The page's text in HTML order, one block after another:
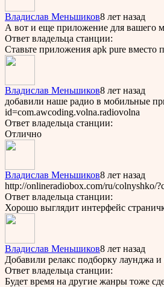
Владислав Меньшиков8 лет назад
А вот и еще приложение для вашего
Ответ владельца станции:
Ставьте приложения apk pure вместо
Владислав Меньшиков8 лет назад
добавили наше радио в мобильные
id=com.awcoding.volna.radiovolna
Ответ владельца станции:
Отлично
Владислав Меньшиков8 лет назад
http://onlineradiobox.com/ru/colnyshko/
Ответ владельца станции:
Хорошо выглядит интерфейс
Владислав Меньшиков8 лет назад
Добавили релакс подборку лаунджа
Ответ владельца станции:
Будет время на другие жанры тоже